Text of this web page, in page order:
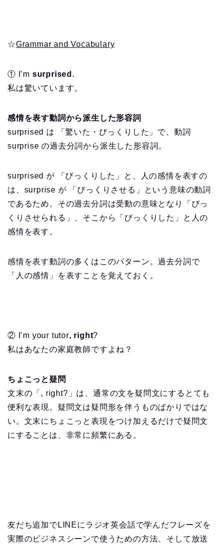
☆Grammar and Vocabulary
① I’m surprised .
私は驚いています。
感情を表す動詞から派生した形容詞
surprised は 「驚いた・びっくりした」で、動詞
surprise の過去分詞から派生した形容詞。
surprised が 「びっくりした」と、人の感情を表すの
は、surprise が 「びっくりさせる」という意味の動詞
であるため。その過去分詞は受動の意味となり「びっ
くりさせられる」、そこから「びっくりした」と人の
感情を表す。
感情を表す動詞の多くはこのパターン。過去分詞で
「人の感情」を表すことを覚えておく。
② I’m your tutor, right?
私はあなたの家庭教師ですよね？
ちょこっと疑問
文末の「, right?」は、通常の文を疑問文にするとても
便利な表現。疑問文は疑問形を伴うものばかりではな
い。文末にちょこっと表現をつけ加えるだけで疑問文
にすることは、非常に頻繁にある。
友だち追加でLINEにラジオ英会話で学んだフレーズを
実際のビジネスシーンで使うための方法、そして放送